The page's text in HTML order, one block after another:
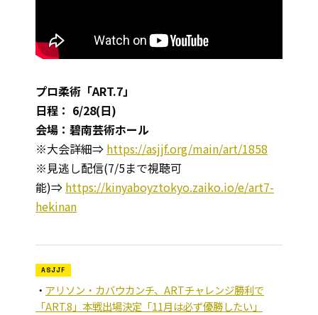
プロ柔術「ART.7」
日程： 6/28(日)
会場：碧南芸術ホール
※大会詳細⇒ https://asjjf.org/main/art/1858
※見逃し配信(7/5まで視聴可
能)⇒ https://kinyaboyztokyo.zaiko.io/e/art7-
hekinan
ASJJF
アリソン・カバウカンチ、ARTチャレンジ勝利で
「ART.8」本戦出場決定「11月は必ず優勝したい」